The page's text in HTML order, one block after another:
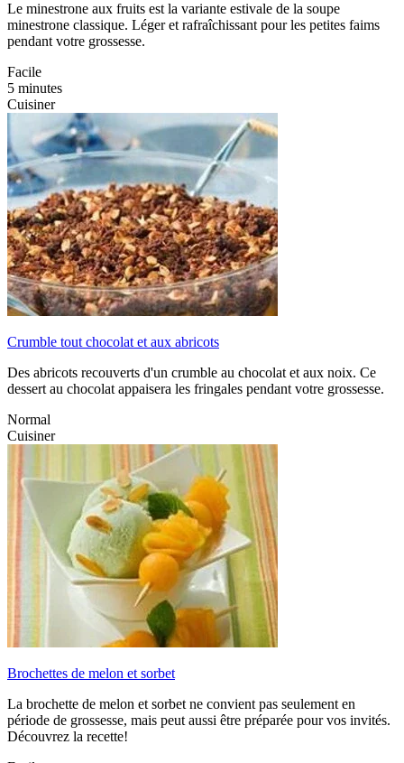
Le minestrone aux fruits est la variante estivale de la soupe
minestrone classique. Léger et rafraîchissant pour les petites faims
pendant votre grossesse.
Facile
5 minutes
Cuisiner
Crumble tout chocolat et aux abricots
Des abricots recouverts d'un crumble au chocolat et aux noix. Ce
dessert au chocolat appaisera les fringales pendant votre grossesse.
Normal
Cuisiner
Brochettes de melon et sorbet
La brochette de melon et sorbet ne convient pas seulement en
période de grossesse, mais peut aussi être préparée pour vos invités.
Découvrez la recette!